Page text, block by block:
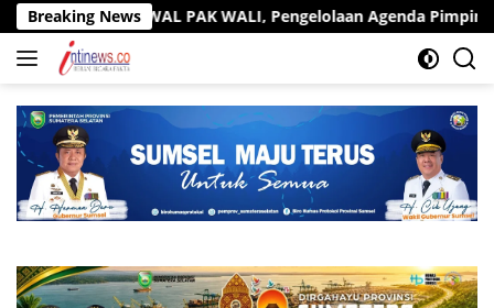
Langsung
ke
konten
Breaking News
PAK WALI, Pengelolaan Agenda Pimpinan Kini